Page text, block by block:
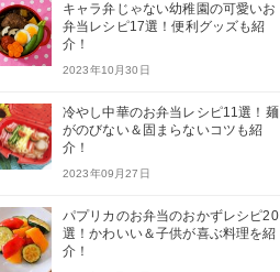
キャラ弁じゃない幼稚園の可愛いお
弁当レシピ17選！便利グッズも紹
介！
2023年10月30日
冷やし中華のお弁当レシピ11選！麺
がのびない＆固まらないコツも紹
介！
2023年09月27日
パプリカのお弁当のおかずレシピ20
選！かわいい＆子供が喜ぶ料理を紹
介！